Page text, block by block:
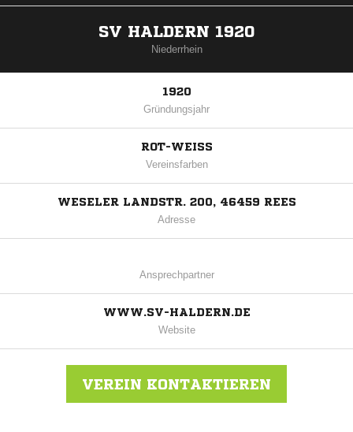
SV HALDERN 1920
Niederrhein
1920
Gründungsjahr
ROT-WEISS
Vereinsfarben
WESELER LANDSTR. 200, 46459 REES
Adresse
Ansprechpartner
WWW.SV-HALDERN.DE
Website
VEREIN KONTAKTIEREN